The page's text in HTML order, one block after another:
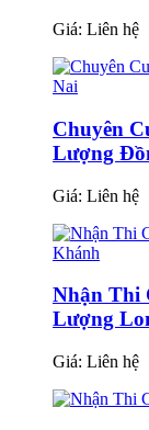
Giá: Liên hệ
Chuyên
Lượng
Giá: Liên hệ
Nhận Thi
Lượng
Giá: Liên hệ